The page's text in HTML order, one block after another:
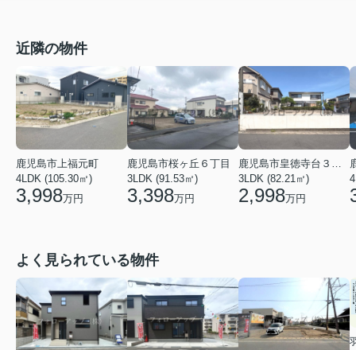
近隣の物件
鹿児島市上福元町
4LDK (105.30㎡)
3,998万円
鹿児島市桜ヶ丘６丁目
3LDK (91.53㎡)
3,398万円
3LDK (82.21㎡)
2,998万円
よく見られている物件